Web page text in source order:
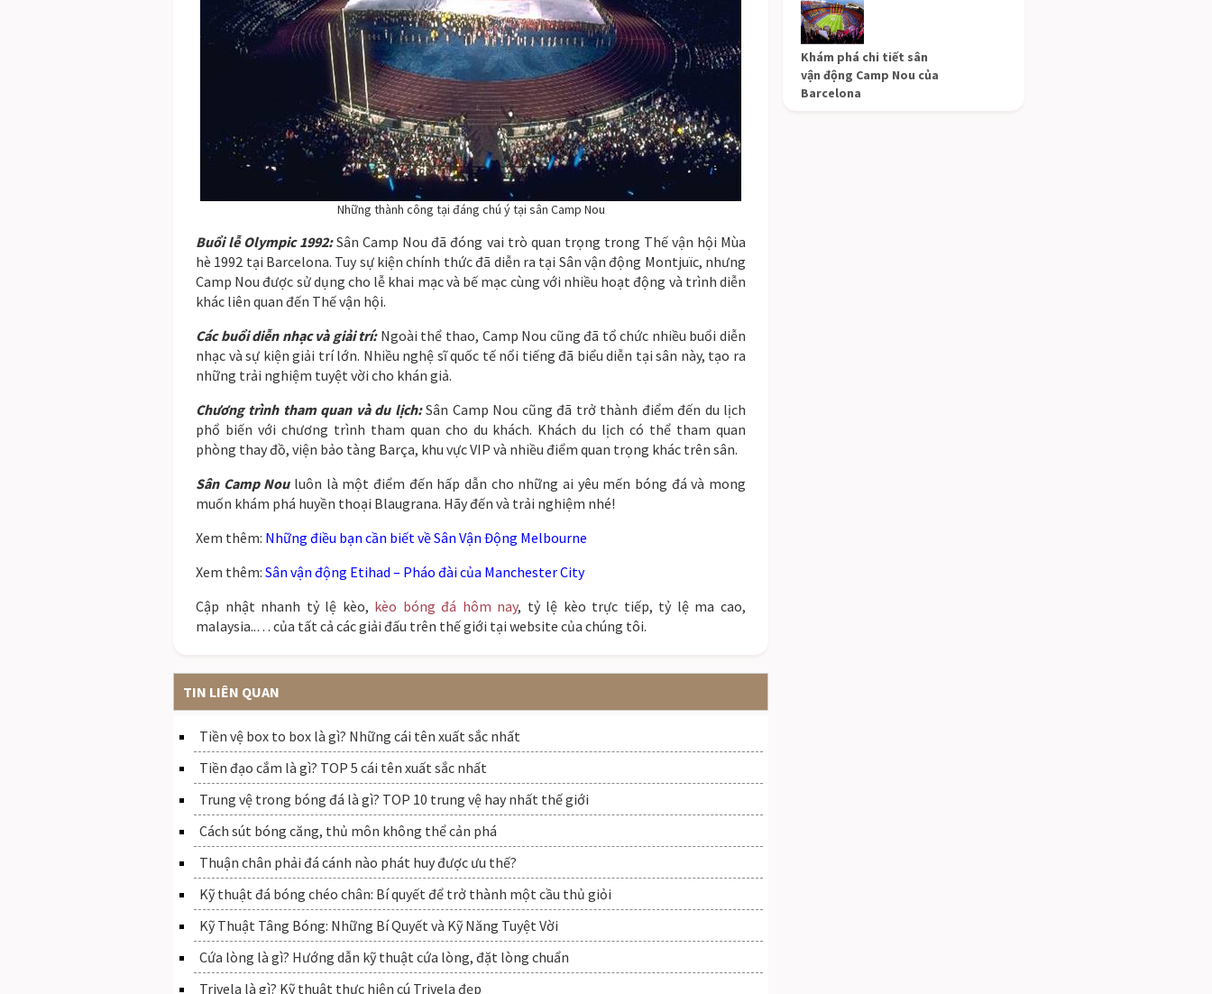
Những thành công tại đáng chú ý tại sân Camp Nou
Buổi lễ Olympic 1992: Sân Camp Nou đã đóng vai trò quan trọng trong Thế vận hội Mùa
hè 1992 tại Barcelona. Tuy sự kiện chính thức đã diễn ra tại Sân vận động Montjuïc, nhưng
Camp Nou được sử dụng cho lễ khai mạc và bế mạc cùng với nhiều hoạt động và trình diễn
khác liên quan đến Thế vận hội.
Các buổi diễn nhạc và giải trí: Ngoài thể thao, Camp Nou cũng đã tổ chức nhiều buổi diễn
nhạc và sự kiện giải trí lớn. Nhiều nghệ sĩ quốc tế nổi tiếng đã biểu diễn tại sân này, tạo ra
những trải nghiệm tuyệt vời cho khán giả.
Chương trình tham quan và du lịch:Sân Camp Nou cũng đã trở thành điểm đến du lịch
phổ biến với chương trình tham quan cho du khách. Khách du lịch có thể tham quan
phòng thay đồ, viện bảo tàng Barça, khu vực VIP và nhiều điểm quan trọng khác trên sân.
Sân Camp Nouluôn là một điểm đến hấp dẫn cho những ai yêu mến bóng đá và mong
muốn khám phá huyền thoại Blaugrana. Hãy đến và trải nghiệm nhé!
Xem thêm: Những điều bạn cần biết về Sân Vận Động Melbourne
Xem thêm: Sân vận động Etihad – Pháo đài của Manchester City
Cập nhật nhanh tỷ lệ kèo, kèo bóng đá hôm nay, tỷ lệ kèo trực tiếp, tỷ lệ ma cao,
malaysia..… của tất cả các giải đấu trên thế giới tại website của chúng tôi.
TIN LIÊN QUAN
Tiền vệ box to box là gì? Những cái tên xuất sắc nhất
Tiền đạo cắm là gì? TOP 5 cái tên xuất sắc nhất
Trung vệ trong bóng đá là gì? TOP 10 trung vệ hay nhất thế giới
Cách sút bóng căng, thủ môn không thể cản phá
Thuận chân phải đá cánh nào phát huy được ưu thế?
Kỹ thuật đá bóng chéo chân: Bí quyết để trở thành một cầu thủ giỏi
Kỹ Thuật Tâng Bóng: Những Bí Quyết và Kỹ Năng Tuyệt Vời
Cứa lòng là gì? Hướng dẫn kỹ thuật cứa lòng, đặt lòng chuẩn
Trivela là gì? Kỹ thuật thực hiện cú Trivela đẹp
Khám phá chi tiết sân
vận động Camp Nou của
Barcelona